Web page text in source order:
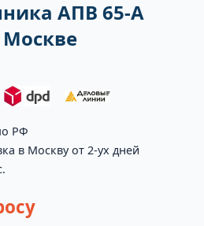
АПВ 65-А
Москве
РФ
в Москву от 2-ух дней